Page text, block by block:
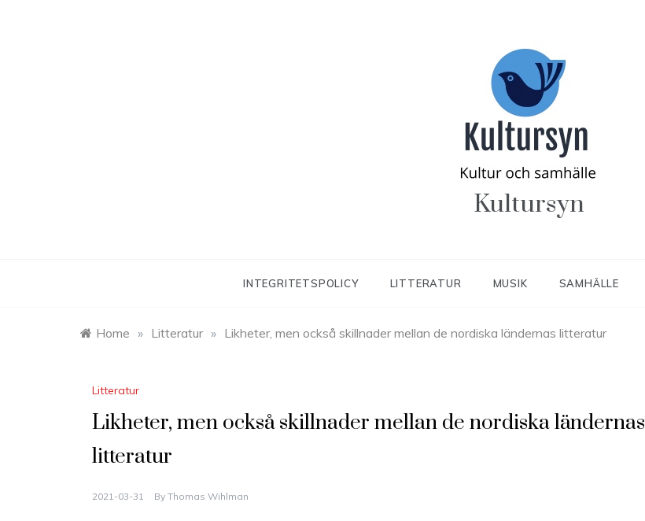
Kultursyn
INTEGRITETSPOLICY LITTERATUR MUSIK SAMHÄLLE
Home » Litteratur » Likheter, men också skillnader mellan de nordiska ländernas litteratur
Litteratur
Likheter, men också skillnader mellan de nordiska ländernas
litteratur
2021-03-31 By Thomas Wihlman